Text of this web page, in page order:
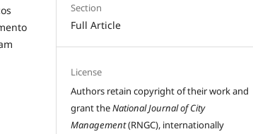
Section
Full Article
License
Authors retain copyright of their work and
grant theNational Journal of City
Management(RNGC), internationally